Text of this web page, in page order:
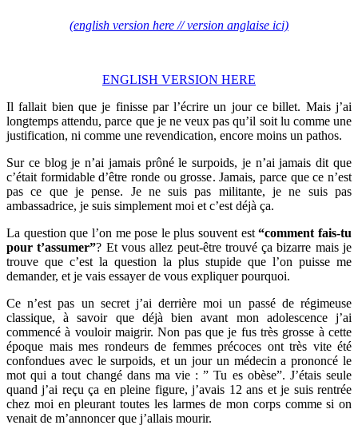
(english version here // version anglaise ici)
ENGLISH VERSION HERE
Il fallait bien que je finisse par l’écrire un jour ce billet. Mais j’ai
longtemps attendu, parce que je ne veux pas qu’il soit lu comme une
justification, ni comme une revendication, encore moins un pathos.
Sur ce blog je n’ai jamais prôné le surpoids, je n’ai jamais dit que
c’était formidable d’être ronde ou grosse. Jamais, parce que ce n’est
pas ce que je pense. Je ne suis pas militante, je ne suis pas
ambassadrice, je suis simplement moi et c’est déjà ça.
La question que l’on me pose le plus souvent est“comment fais-tu
pour t’assumer”? Et vous allez peut-être trouvé ça bizarre mais je
trouve que c’est la question la plus stupide que l’on puisse me
demander, et je vais essayer de vous expliquer pourquoi.
Ce n’est pas un secret j’ai derrière moi un passé de régimeuse
classique, à savoir que déjà bien avant mon adolescence j’ai
commencé à vouloir maigrir. Non pas que je fus très grosse à cette
époque mais mes rondeurs de femmes précoces ont très vite été
confondues avec le surpoids, et un jour un médecin a prononcé le
mot qui a tout changé dans ma vie : ” Tu es obèse”. J’étais seule
quand j’ai reçu ça en pleine figure, j’avais 12 ans et je suis rentrée
chez moi en pleurant toutes les larmes de mon corps comme si on
venait de m’annoncer que j’allais mourir.